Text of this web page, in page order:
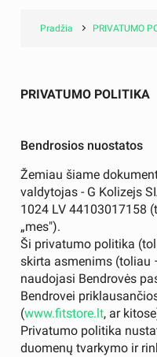
Pradžia PRIVATUMO
PRIVATUMO POLITIKA
Bendrosios nuostatos
Žemiau šiame
valdytojas - G Kolizejs
1024 LV 44103017158
„mes").
Ši privatumo politika
skirta asmenims (toliau
naudojasi Bendrovės
Bendrovei
(www.fitstore.lt, ar
Privatumo politika
duomenų tvarkymo ir